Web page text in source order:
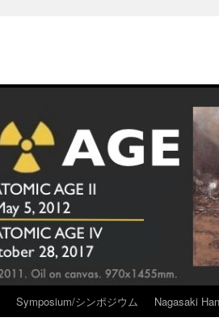
Symposium/シンポジウム Nagasaki